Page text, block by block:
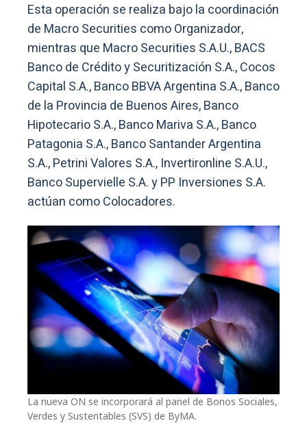
Esta operación se realiza bajo la coordinación
de Macro Securities como Organizador,
mientras que Macro Securities S.A.U., BACS
Banco de Crédito y Securitización S.A., Cocos
Capital S.A., Banco BBVA Argentina S.A., Banco
de la Provincia de Buenos Aires, Banco
Hipotecario S.A., Banco Mariva S.A., Banco
Patagonia S.A., Banco Santander Argentina
S.A., Petrini Valores S.A., Invertironline S.A.U.,
Banco Supervielle S.A. y PP Inversiones S.A.
actúan como Colocadores.
La nueva ON se incorporará al panel de Bonos Sociales,
Verdes y Sustentables (SVS) de ByMA.